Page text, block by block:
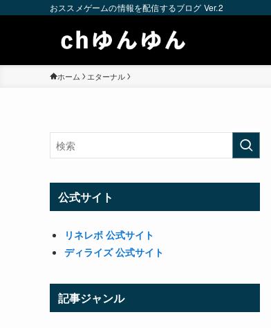
おススメゲームの情報を配信するブログ Ver.2
ホーム エターナル
公式サイト
リネレボ 公式サイト
ディライズ 公式サイト
記事ジャンル